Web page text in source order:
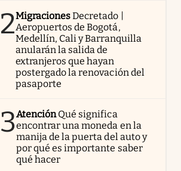
2MigracionesDecretado |
Aeropuertos de Bogotá,
Medellín, Cali y Barranquilla
anularán la salida de
extranjeros que hayan
postergado la renovación del
pasaporte
3AtenciónQué significa
encontrar una moneda en la
manija de la puerta del auto y
por qué es importante saber
qué hacer